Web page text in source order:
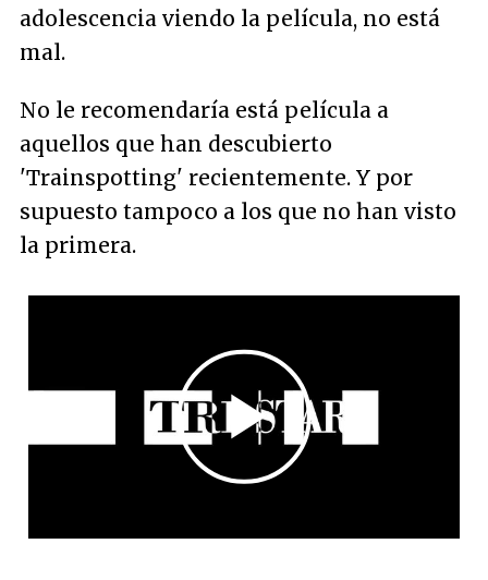
adolescencia viendo la película, no está
mal.
No le recomendaría está película a
aquellos que han descubierto
'Trainspotting' recientemente. Y por
supuesto tampoco a los que no han visto
la primera.